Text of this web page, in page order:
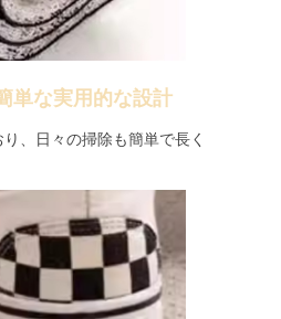
単な実用的な設計
、日々の掃除も簡単で長く